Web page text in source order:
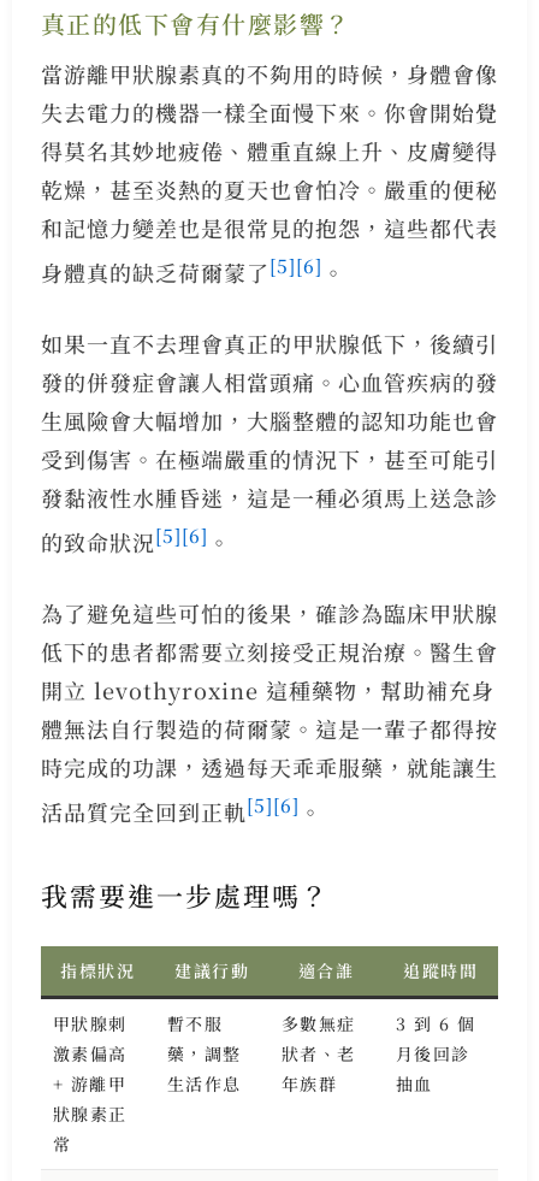
真正的低下會有什麼影響？
當游離甲狀腺素真的不夠用的時候，身體會像
失去電力的機器一樣全面慢下來。你會開始覺
得莫名其妙地疲倦、體重直線上升、皮膚變得
乾燥，甚至炎熱的夏天也會怕冷。嚴重的便秘
和記憶力變差也是很常見的抱怨，這些都代表
身體真的缺乏荷爾蒙了[5][6] 。
如果一直不去理會真正的甲狀腺低下，後續引
發的併發症會讓人相當頭痛。心血管疾病的發
生風險會大幅增加，大腦整體的認知功能也會
受到傷害。在極端嚴重的情況下，甚至可能引
發黏液性水腫昏迷，這是一種必須馬上送急診
的致命狀況[5][6] 。
為了避免這些可怕的後果，確診為臨床甲狀腺
低下的患者都需要立刻接受正規治療。醫生會
開立 levothyroxine 這種藥物，幫助補充身
體無法自行製造的荷爾蒙。這是一輩子都得按
時完成的功課，透過每天乖乖服藥，就能讓生
活品質完全回到正軌[5][6] 。
我需要進一步處理嗎？
指標狀況 建議行動 適合誰 追蹤時間
甲狀腺刺
激素偏高
+ 游離甲
狀腺素正
常
暫不服
藥，調整
生活作息
多數無症
狀者、老
年族群
3 到 6 個
月後回診
抽血